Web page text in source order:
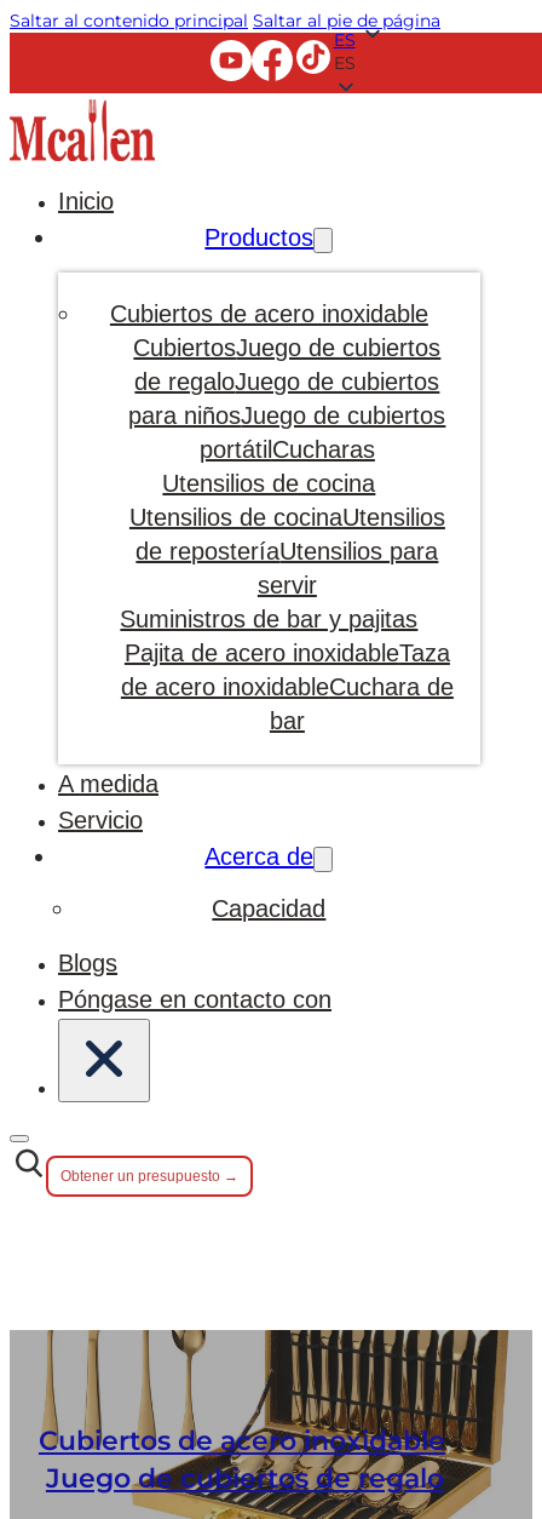
Saltar al contenido principal Saltar al pie de página
ES
ES
Inicio
Productos
Cubiertos de acero inoxidable
CubiertosJuego de cubiertos
de regaloJuego de cubiertos
para niñosJuego de cubiertos
portátil Cucharas
Utensilios de cocina
Utensilios de cocinaUtensilios
de reposteríaUtensilios para
servir
Suministros de bar y pajitas
Pajita de acero inoxidableTaza
de acero inoxidableCuchara de
bar
A medida
Servicio
Acerca de
Capacidad
Blogs
Póngase en contacto con
Obtener un presupuesto →
Cubiertos de acero inoxidable,
Juego de cubiertos de regalo